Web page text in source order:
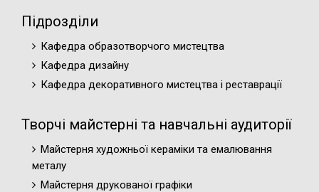
Підрозділи
Кафедра образотворчого мистецтва
Кафедра дизайну
Кафедра декоративного мистецтва і реставрації
Творчі майстерні та навчальні аудиторії
Майстерня художньої кераміки та емалювання
металу
Майстерня друкованої графіки